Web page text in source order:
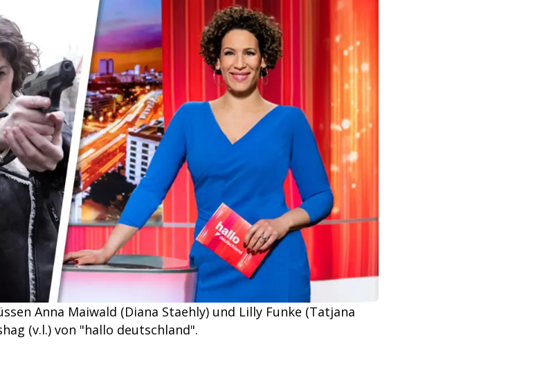
Anna Maiwald (Diana Staehly) und Lilly Funke (Tatjana
(v.l.) von "hallo deutschland".